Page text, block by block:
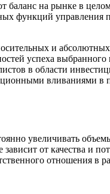
баланс на рынке в
функций управления
и
успеха выбранного
в области
вливаниями в
увеличивать
от качества и
отношения в